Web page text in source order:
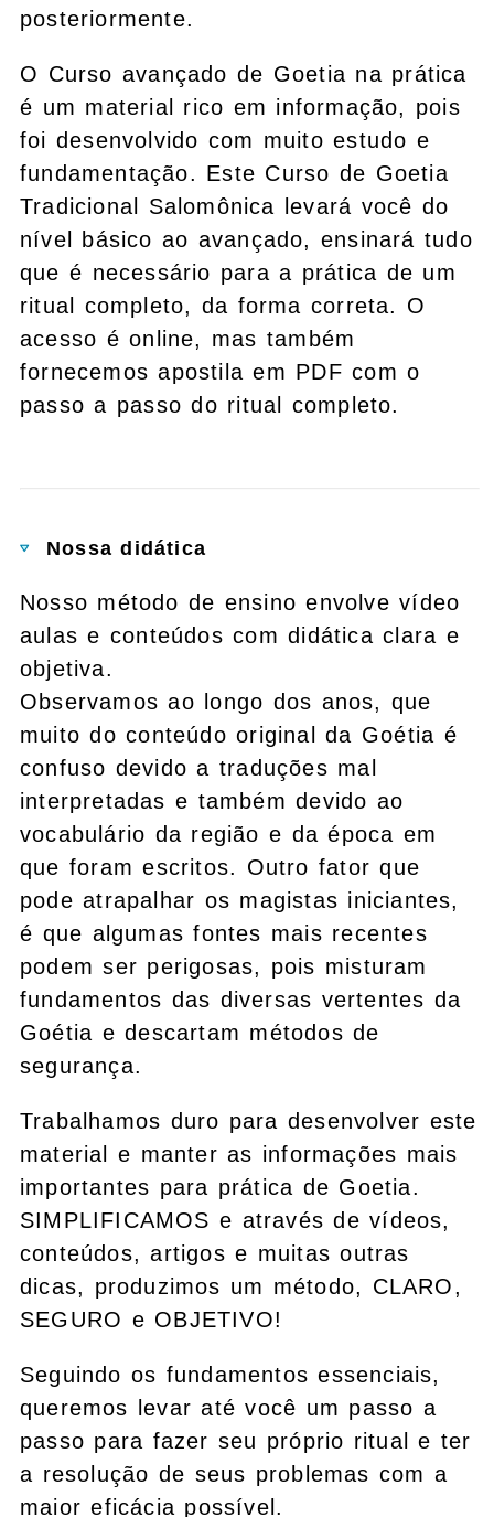
posteriormente.
O Curso avançado de Goetia na prática
é um material rico em informação, pois
foi desenvolvido com muito estudo e
fundamentação. Este Curso de Goetia
Tradicional Salomônica levará você do
nível básico ao avançado, ensinará tudo
que é necessário para a prática de um
ritual completo, da forma correta. O
acesso é online, mas também
fornecemos apostila em PDF com o
passo a passo do ritual completo.
Nossa didática
Nosso método de ensino envolve vídeo
aulas e conteúdos com didática clara e
objetiva.
Observamos ao longo dos anos, que
muito do conteúdo original da Goétia é
confuso devido a traduções mal
interpretadas e também devido ao
vocabulário da região e da época em
que foram escritos. Outro fator que
pode atrapalhar os magistas iniciantes,
é que algumas fontes mais recentes
podem ser perigosas, pois misturam
fundamentos das diversas vertentes da
Goétia e descartam métodos de
segurança.
Trabalhamos duro para desenvolver este
material e manter as informações mais
importantes para prática de Goetia.
SIMPLIFICAMOS e através de vídeos,
conteúdos, artigos e muitas outras
dicas, produzimos um método, CLARO,
SEGURO e OBJETIVO!
Seguindo os fundamentos essenciais,
queremos levar até você um passo a
passo para fazer seu próprio ritual e ter
a resolução de seus problemas com a
maior eficácia possível.